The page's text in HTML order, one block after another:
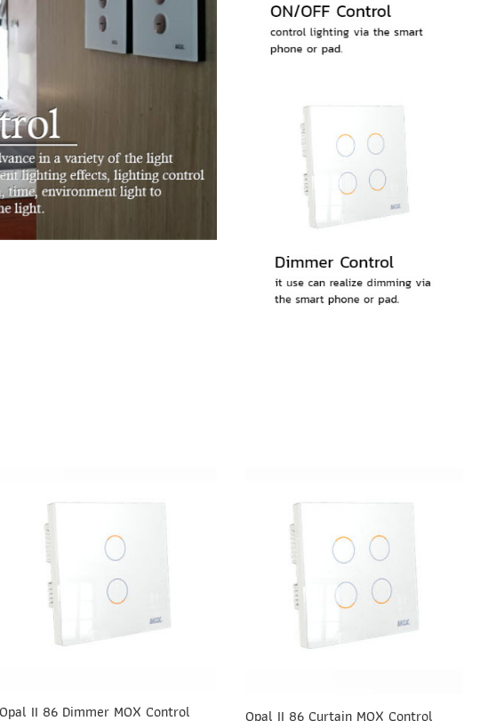
Opal II 86 Dimmer MOX Control Opal II 86 Curtain MOX Control